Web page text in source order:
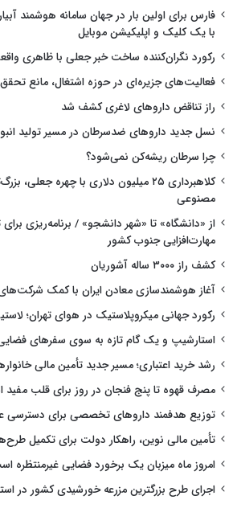
فارس برای اولین بار در جهان سامانه هوشمند
با یک کلیک و اپلیکیشن موبایل
رکورد نگران‌کننده ساخت خبر جعلی با ظاهری
فعالیت‌های جزیره‌ای در حوزه اشتغال، مانع
راز تناقض داروهای لاغری کشف شد
نسل جدید داروهای ضدسرطان در مسیر تولید
چرا سرطان ریشه‌کن نمی‌شود؟
کلاهبرداری ۲۵ میلیون دلاری با چهره
مصنوعی
از «دانشگاه» تا «شهر دانشجو» / برنامه‌ریزی
مهارت‌افزایی جنوب کشور
کشف راز ۳۰۰۰ ساله آشوریان
آغاز هوشمندسازی معادن ایران با کمک شرکت‌های
رکورد جهانی میکروپلاستیک در هوای تهران؛
استارشیپ و یک گام تازه به سوی سفرهای فضایی
رشد خرید اعتباری؛ مسیر جدید تأمین مالی
مصرف قهوه تا پنج فنجان در روز برای قلب
توزیع هدفمند داروهای تخصصی برای دسترسی
تأمین مالی نوین، راهکار دولت برای تکمیل
امروز ماه میزبان یک برخورد فضایی غیرمنتظره
اجرای طرح بزرگترین مزرعه خورشیدی کشور در